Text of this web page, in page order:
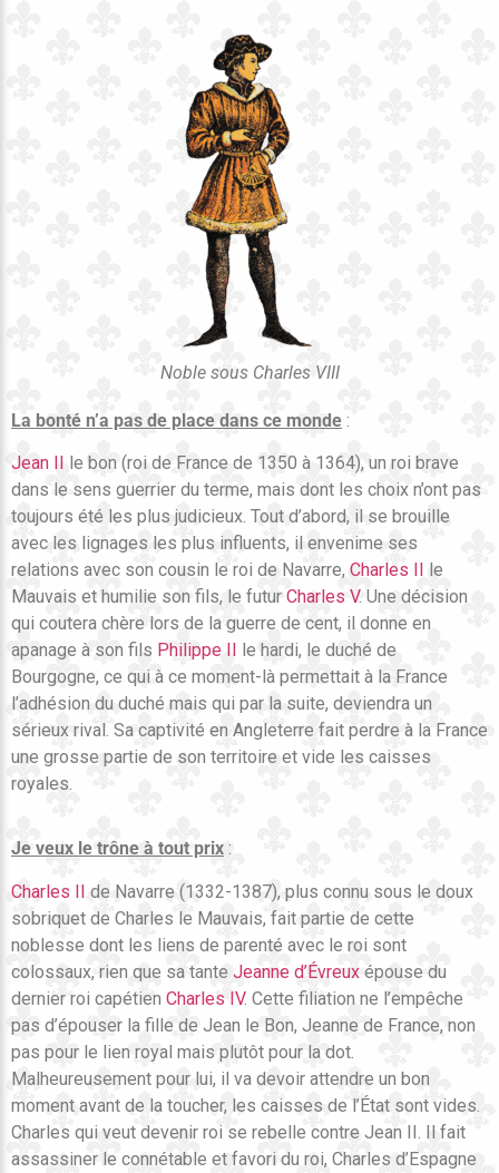
Noble sous Charles VIII
La bonté n’a pas de place dans ce monde :
Jean II le bon (roi de France de 1350 à 1364), un roi brave
dans le sens guerrier du terme, mais dont les choix n’ont pas
toujours été les plus judicieux. Tout d’abord, il se brouille
avec les lignages les plus influents, il envenime ses
relations avec son cousin le roi de Navarre, Charles II le
Mauvais et humilie son fils, le futur Charles V. Une décision
qui coutera chère lors de la guerre de cent, il donne en
apanage à son fils Philippe II le hardi, le duché de
Bourgogne, ce qui à ce moment-là permettait à la France
l’adhésion du duché mais qui par la suite, deviendra un
sérieux rival. Sa captivité en Angleterre fait perdre à la France
une grosse partie de son territoire et vide les caisses
royales.
Je veux le trône à tout prix :
Charles II de Navarre (1332-1387), plus connu sous le doux
sobriquet de Charles le Mauvais, fait partie de cette
noblesse dont les liens de parenté avec le roi sont
colossaux, rien que sa tante Jeanne d’Évreux épouse du
dernier roi capétien Charles IV. Cette filiation ne l’empêche
pas d’épouser la fille de Jean le Bon, Jeanne de France, non
pas pour le lien royal mais plutôt pour la dot.
Malheureusement pour lui, il va devoir attendre un bon
moment avant de la toucher, les caisses de l’État sont vides.
Charles qui veut devenir roi se rebelle contre Jean II. Il fait
assassiner le connétable et favori du roi, Charles d’Espagne